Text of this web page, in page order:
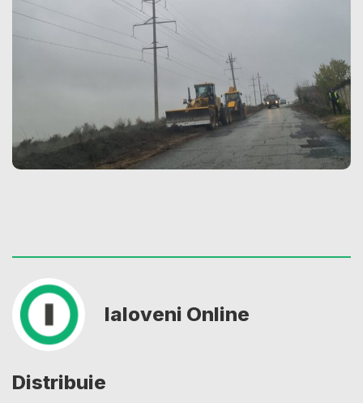
Ialoveni Online
Distribuie